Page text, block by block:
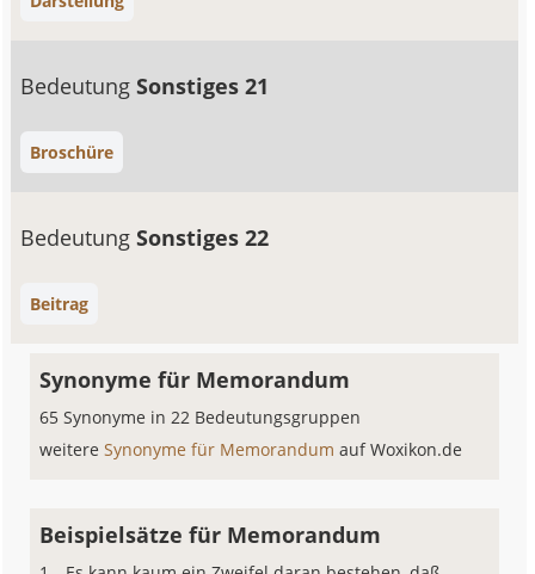
BedeutungSonstiges 21
Broschüre
BedeutungSonstiges 22
Beitrag
Synonyme für Memorandum
65 Synonyme in 22 Bedeutungsgruppen
weitereSynonyme für Memorandumauf Woxikon.de
Beispielsätze für Memorandum